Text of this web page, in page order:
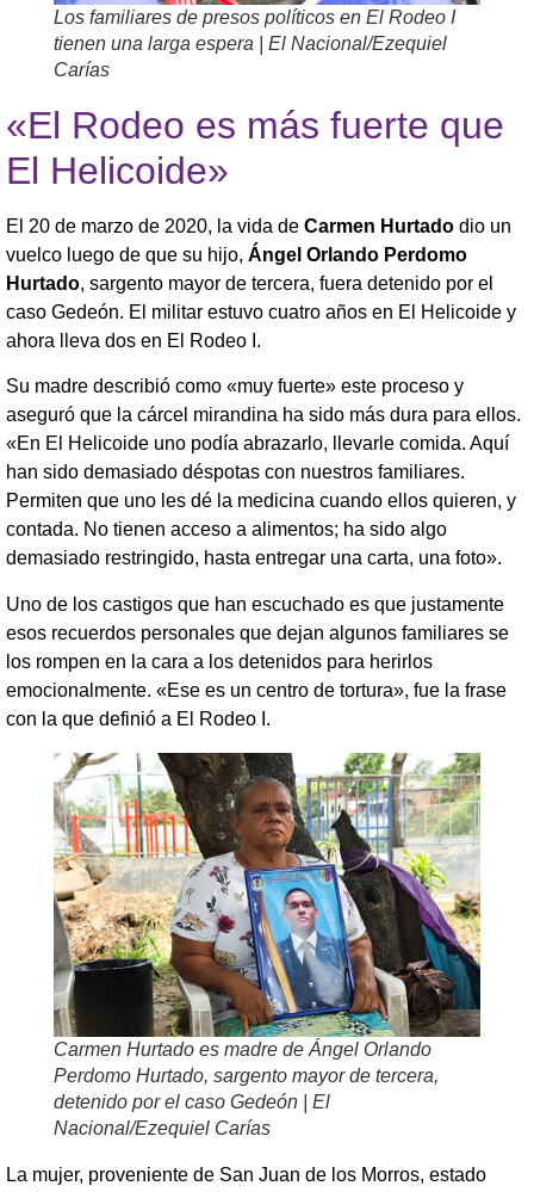
Los familiares de presos políticos en El Rodeo I
tienen una larga espera | El Nacional/Ezequiel
Carías
«El Rodeo es más fuerte que
El Helicoide»
El 20 de marzo de 2020, la vida de Carmen Hurtado dio un
vuelco luego de que su hijo, Ángel Orlando Perdomo
Hurtado, sargento mayor de tercera, fuera detenido por el
caso Gedeón. El militar estuvo cuatro años en El Helicoide y
ahora lleva dos en El Rodeo I.
Su madre describió como «muy fuerte» este proceso y
aseguró que la cárcel mirandina ha sido más dura para ellos.
«En El Helicoide uno podía abrazarlo, llevarle comida. Aquí
han sido demasiado déspotas con nuestros familiares.
Permiten que uno les dé la medicina cuando ellos quieren, y
contada. No tienen acceso a alimentos; ha sido algo
demasiado restringido, hasta entregar una carta, una foto».
Uno de los castigos que han escuchado es que justamente
esos recuerdos personales que dejan algunos familiares se
los rompen en la cara a los detenidos para herirlos
emocionalmente. «Ese es un centro de tortura», fue la frase
con la que definió a El Rodeo I.
Carmen Hurtado es madre de Ángel Orlando
Perdomo Hurtado, sargento mayor de tercera,
detenido por el caso Gedeón | El
Nacional/Ezequiel Carías
La mujer, proveniente de San Juan de los Morros, estado